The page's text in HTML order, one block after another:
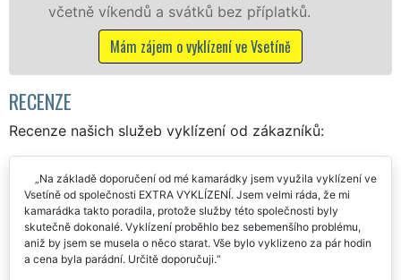
Mám zájem o vyklízecí práce ve Vsetíně
RECENZE
Recenze našich služeb vyklízení od zákazníků:
Na základě doporučení od mé kamarádky jsem využila vyklízení ve
Vsetíně od společnosti EXTRA VYKLÍZENÍ. Jsem velmi ráda, že mi
kamarádka takto poradila, protože služby této společnosti byly
skutečně dokonalé. Vyklízení proběhlo bez sebemenšího problému,
aniž by jsem se musela o něco starat. Vše bylo vyklizeno za pár hodin
a cena byla parádní. Určitě doporučuji.